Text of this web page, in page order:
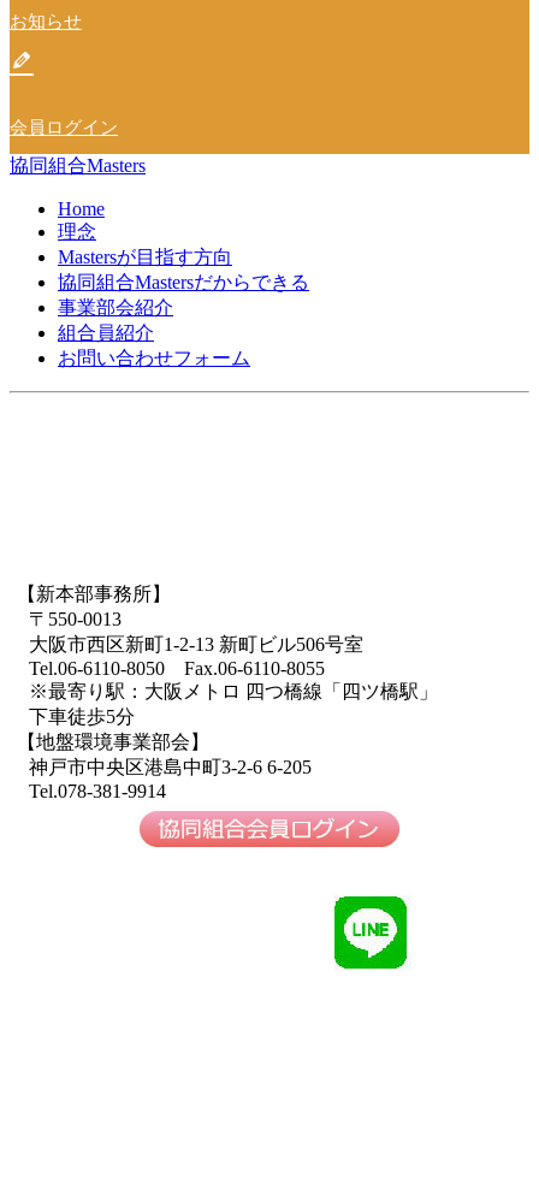
お知らせ
会員ログイン
協同組合Masters
Home
理念
Mastersが目指す方向
協同組合Mastersだからできる
事業部会紹介
組合員紹介
お問い合わせフォーム
【新本部事務所】
〒550-0013
大阪市西区新町1-2-13 新町ビル506号室
Tel.06-6110-8050 Fax.06-6110-8055
※最寄り駅：大阪メトロ 四つ橋線「四ツ橋駅」
下車徒歩5分
【地盤環境事業部会】
神戸市中央区港島中町3-2-6 6-205
Tel.078-381-9914